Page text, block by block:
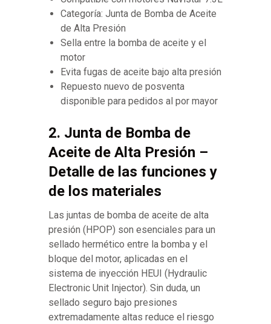
Categoría: Junta de Bomba de Aceite
de Alta Presión
Sella entre la bomba de aceite y el
motor
Evita fugas de aceite bajo alta presión
Repuesto nuevo de posventa
disponible para pedidos al por mayor
2. Junta de Bomba de
Aceite de Alta Presión –
Detalle de las funciones y
de los materiales
Las juntas de bomba de aceite de alta
presión (HPOP) son esenciales para un
sellado hermético entre la bomba y el
bloque del motor, aplicadas en el
sistema de inyección HEUI (Hydraulic
Electronic Unit Injector). Sin duda, un
sellado seguro bajo presiones
extremadamente altas reduce el riesgo